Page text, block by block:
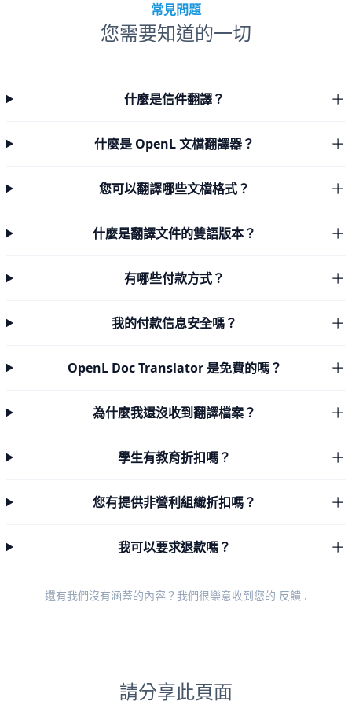
常見問題
您需要知道的一切
什麼是信件翻譯？
什麼是 OpenL 文檔翻譯器？
您可以翻譯哪些文檔格式？
什麼是翻譯文件的雙語版本？
有哪些付款方式？
我的付款信息安全嗎？
OpenL Doc Translator 是免費的嗎？
為什麼我還沒收到翻譯檔案？
學生有教育折扣嗎？
您有提供非營利組織折扣嗎？
我可以要求退款嗎？
還有我們沒有涵蓋的內容？我們很樂意收到您的 反饋 .
請分享此頁面